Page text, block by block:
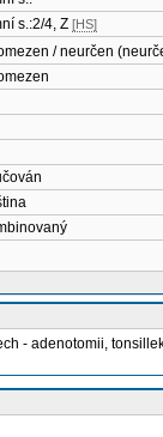
s.:2/4, Z [HS]
/ neurčen
- adenotomii,